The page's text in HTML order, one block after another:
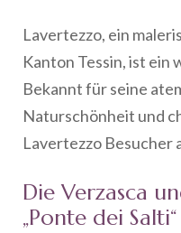
Lavertezzo, ein
Kanton Tessin, ist ein
Bekannt für seine
Naturschönheit und
Lavertezzo Besucher
Die Verzasca
„Ponte dei Salti“